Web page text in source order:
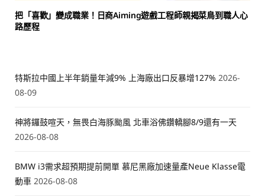
把「喜歡」變成職業！日商Aiming遊戲工程師親揭菜鳥到職人心
路歷程
特斯拉中國上半年銷量年減9% 上海廠出口反暴增127% 2026-
08-09
神將鑼鼓喧天，無畏白海豚颱風 北車浴佛鑽轎腳8/9還有一天
2026-08-08
BMW i3需求超預期提前開單 慕尼黑廠加速量產Neue Klasse電
動車 2026-08-08